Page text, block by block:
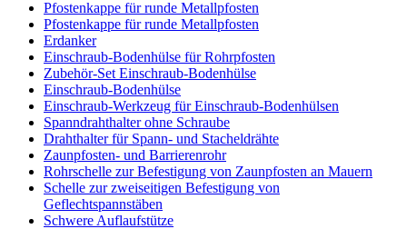
Pfostenkappe für runde Metallpfosten
Pfostenkappe für runde Metallpfosten
Erdanker
Einschraub-Bodenhülse für Rohrpfosten
Zubehör-Set Einschraub-Bodenhülse
Einschraub-Bodenhülse
Einschraub-Werkzeug für Einschraub-Bodenhülsen
Spanndrahthalter ohne Schraube
Drahthalter für Spann- und Stacheldrähte
Zaunpfosten- und Barrierenrohr
Rohrschelle zur Befestigung von Zaunpfosten an Mauern
Schelle zur zweiseitigen Befestigung von
Geflechtspannstäben
Schwere Auflaufstütze